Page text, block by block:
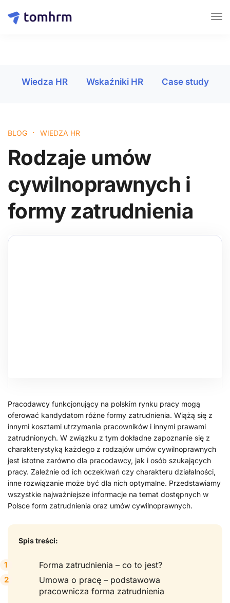
Wiedza HR Wskaźniki HR Case study
BLOG · WIEDZA HR
Rodzaje umów
cywilnoprawnych i
formy zatrudnienia
Pracodawcy funkcjonujący na polskim rynku pracy mogą
oferować kandydatom różne formy zatrudnienia. Wiążą się z
innymi kosztami utrzymania pracowników i innymi prawami
zatrudnionych. W związku z tym dokładne zapoznanie się z
charakterystyką każdego z rodzajów umów cywilnoprawnych
jest istotne zarówno dla pracodawcy, jak i osób szukających
pracy. Zależnie od ich oczekiwań czy charakteru działalności,
inne rozwiązanie może być dla nich optymalne. Przedstawiamy
wszystkie najważniejsze informacje na temat dostępnych w
Polsce form zatrudnienia oraz umów cywilnoprawnych.
Spis treści:
Forma zatrudnienia – co to jest?
Umowa o pracę – podstawowa
pracownicza forma zatrudnienia